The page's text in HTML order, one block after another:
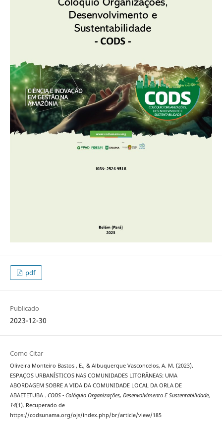
pdf
Publicado
2023-12-30
Como Citar
Oliveira Monteiro Bastos , E., & Albuquerque Vasconcelos, A. M. (2023).
ESPAÇOS URBANÍSTICOS NAS COMUNIDADES LITORÂNEAS: UMA
ABORDAGEM SOBRE A VIDA DA COMUNIDADE LOCAL DA ORLA DE
ABAETETUBA . CODS - Colóquio Organizações, Desenvolvimento E Sustentabilidade,
14(1). Recuperado de
https://codsunama.org/ojs/index.php/br/article/view/185